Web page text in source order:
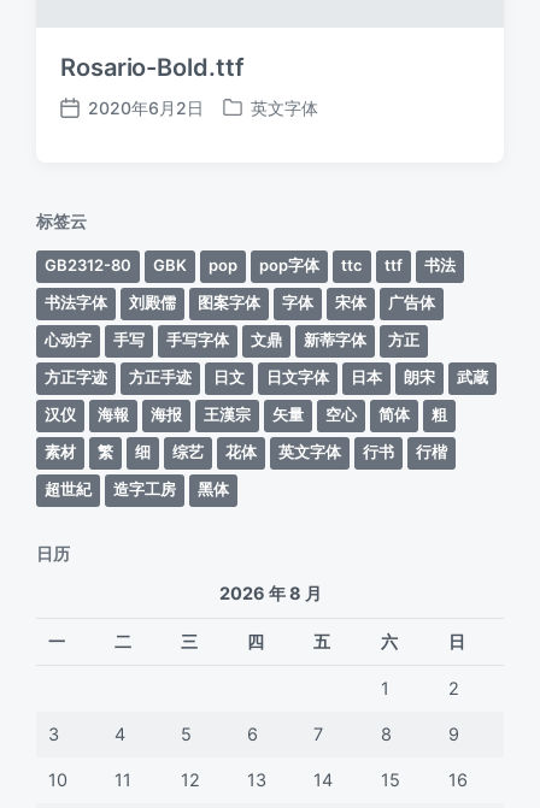
Rosario-Bold.ttf
发
2020年6月2日
发
英文字体
标签云
GB2312-80 GBK pop pop字体 ttc ttf
书法
书法字体
刘殿儒 图案字体 字体 宋体
广告体
心动字
手写 手写字体 文鼎 新蒂字体
方正
方正字迹
方正手迹 日文 日文字体 日本 朗宋
武蔵
汉仪
海報 海报 王漢宗 矢量 空心 简体
粗
素材
繁 细 综艺 花体 英文字体 行书
行楷
超世紀
造字工房 黑体
日历
2026 年 8 月
一 二 三 四 五 六 日
1 2
3 4 5 6 7 8 9
10 11 12 13 14 15 16